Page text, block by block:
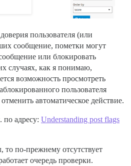
пользователя (или
сообщение, пометки могут
или блокировать
случаях, как я понимаю,
возможность просмотреть
пользователя
автоматическое действие.
по адресу: Understanding post flags
то по-прежнему отсутствует
очередь проверки.